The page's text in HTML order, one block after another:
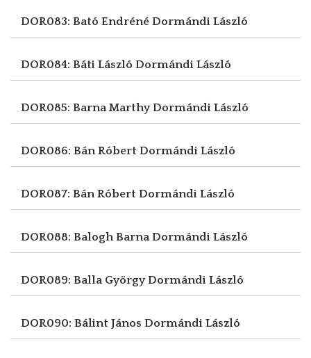
DOR083: Bató Endréné Dormándi László
DOR084: Báti László Dormándi László
DOR085: Barna MarthyDormándi László
DOR086: Bán Róbert Dormándi László
DOR087: Bán Róbert Dormándi László
DOR088: Balogh BarnaDormándi László
DOR089: Balla GyörgyDormándi László
DOR090: Bálint János Dormándi László